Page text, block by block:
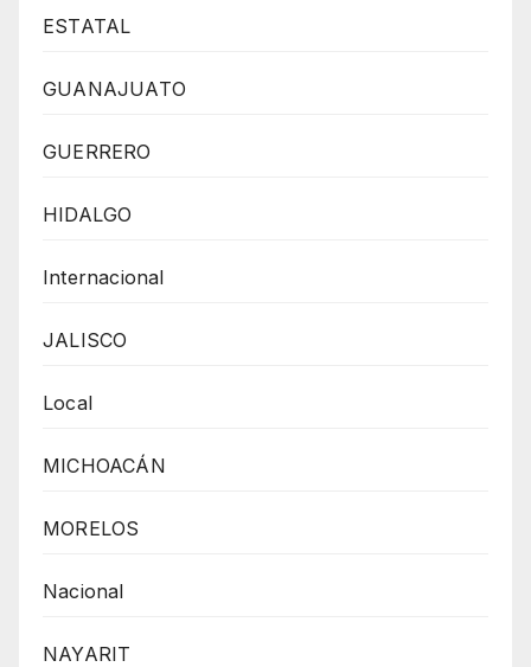
ESTATAL
GUANAJUATO
GUERRERO
HIDALGO
Internacional
JALISCO
Local
MICHOACÁN
MORELOS
Nacional
NAYARIT